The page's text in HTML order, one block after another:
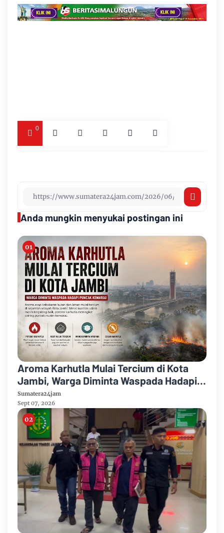
0
Anda mungkin menyukai postingan ini
Aroma Karhutla Mulai Tercium di Kota
Jambi, Warga Diminta Waspada Hadapi
Puncak Kemarau
Sumatera24jam
Sept 07, 2026